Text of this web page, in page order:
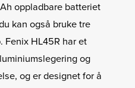
oppladbare batteriet
kan også bruke tre
Fenix ​​HL45R har et
og
og er designet for å